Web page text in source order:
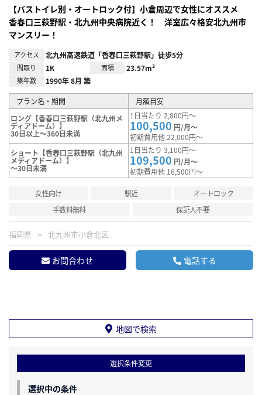
【バストイレ別・オートロック付】小倉周辺で女性にオススメ
香春口三萩野駅・北九州中央病院近く！ 洋室広々格安北九州市
マンスリー！
アクセス 北九州高速鉄道「香春口三萩野駅」徒歩5分
間取り 1K 面積 23.57m²
築年数 1990年 8月 築
プラン名・期間
月額目安
ロング【香春口三萩野駅（北九州メ
ディアドーム）】
30日以上～360日未満
1日当たり 2,800円～
100,500 円/月～
初期費用他 22,000円～
ショート【香春口三萩野駅（北九州
メディアドーム）】
～30日未満
1日当たり 3,100円～
109,500 円/月～
初期費用他 16,500円～
女性向け 駅近
オートロック
手数料無料
保証人不要
福岡県 北九州市小倉北区
お問合わせ 電話する
地図で検索
選択条件変更
選択中の条件